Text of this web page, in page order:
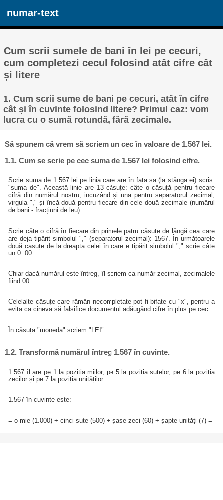
numar-text
Cum scrii sumele de bani în lei pe cecuri,
cum completezi cecul folosind atât cifre cât
și litere
1. Cum scrii sume de bani pe cecuri, atât în cifre
cât și în cuvinte folosind litere? Primul caz: vom
lucra cu o sumă rotundă, fără zecimale.
Să spunem că vrem să scriem un cec în valoare de 1.567 lei.
1.1. Cum se scrie pe cec suma de 1.567 lei folosind cifre.
Scrie suma de 1.567 lei pe linia care are în fața sa (la stânga ei) scris:
"suma de". Această linie are 13 căsuțe: câte o căsuță pentru fiecare
cifră din numărul nostru, incuzând și una pentru separatorul zecimal,
virgula "," și încă două pentru fiecare din cele două zecimale (numărul
de bani - fracțiuni de leu).
Scrie câte o cifră în fiecare din primele patru căsuțe de lângă cea care
are deja tipărit simbolul "," (separatorul zecimal): 1567. În următoarele
două casuțe de la dreapta celei în care e tipărit simbolul "," scrie câte
un 0: 00.
Chiar dacă numărul este întreg, îl scriem ca număr zecimal, zecimalele
fiind 00.
Celelalte căsuțe care rămân necompletate pot fi bifate cu "x", pentru a
evita ca cineva să falsifice documentul adăugând cifre în plus pe cec.
În căsuța "moneda" scriem "LEI".
1.2. Transformă numărul întreg 1.567 în cuvinte.
1.567 îl are pe 1 la poziția miilor, pe 5 la poziția sutelor, pe 6 la poziția
zecilor și pe 7 la poziția unităților.
1.567 în cuvinte este:
= o mie (1.000) + cinci sute (500) + șase zeci (60) + șapte unități (7) =